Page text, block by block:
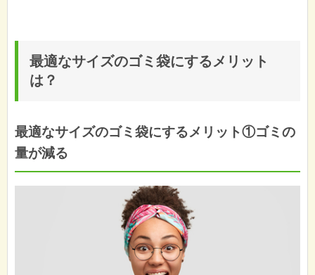
最適なサイズのゴミ袋にするメリット
は？
最適なサイズのゴミ袋にするメリット①ゴミの
量が減る